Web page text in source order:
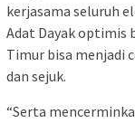
kerjasama seluruh
Adat Dayak optimis
Timur bisa menjadi
dan sejuk.
“Serta